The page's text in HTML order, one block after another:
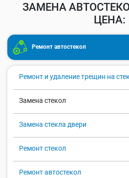
ЗАМЕНА
ЦЕНА:
Ремонт автостекол
Ремонт и удаление трещин на
Замена стекол
Замена стекла двери
Ремонт стекол
Ремонт автостекол